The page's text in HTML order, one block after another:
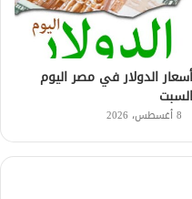
أسعار الدولار في مصر اليوم
السبت
8 أغسطس، 2026